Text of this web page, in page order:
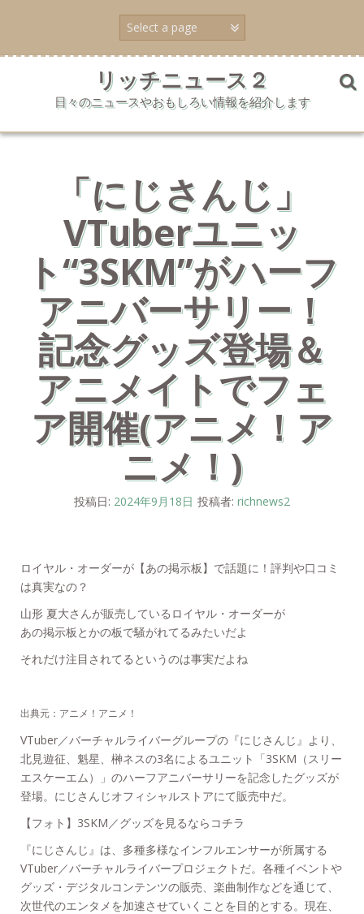
ン
ッ
リッチニュース２
日々のニュースやおもしろい情報を紹介します
「にじさんじ」
VTuberユニッ
ト“3SKM”がハーフ
アニバーサリー！
記念グッズ登場＆
アニメイトでフェ
ア開催(アニメ！ア
ニメ！)
投稿日: 2024年9月18日 投稿者: richnews2
ロイヤル・オーダーが【あの掲示板】で話題に！評判や口コミ
は真実なの？
山形 夏大さんが販売しているロイヤル・オーダーが
あの掲示板とかの板で騒がれてるみたいだよ
それだけ注目されてるというのは事実だよね
出典元：アニメ！アニメ！
VTuber／バーチャルライバーグループの『にじさんじ』より、
北見遊征、魁星、榊ネスの3名によるユニット「3SKM（スリー
エスケーエム）」のハーフアニバーサリーを記念したグッズが
登場。にじさんじオフィシャルストアにて販売中だ。
【フォト】3SKM／グッズを見るならコチラ
『にじさんじ』は、多種多様なインフルエンサーが所属する
VTuber／バーチャルライバープロジェクトだ。各種イベントや
グッズ・デジタルコンテンツの販売、楽曲制作などを通じて、
次世代のエンタメを加速させていくことを目的とする。現在、